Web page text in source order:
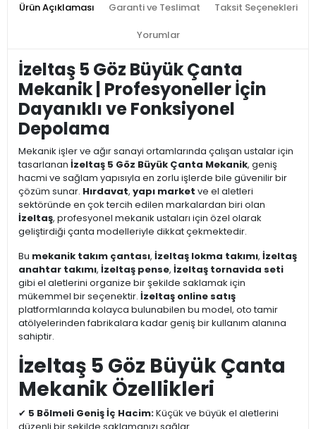
Ürün Açıklaması Garanti ve Teslimat Taksit Seçenekleri
Yorumlar
İzeltaş 5 Göz Büyük Çanta
Mekanik | Profesyoneller İçin
Dayanıklı ve Fonksiyonel
Depolama
Mekanik işler ve ağır sanayi ortamlarında çalışan ustalar için
tasarlanan İzeltaş 5 Göz Büyük Çanta Mekanik, geniş
hacmi ve sağlam yapısıyla en zorlu işlerde bile güvenilir bir
çözüm sunar. Hırdavat, yapı market ve el aletleri
sektöründe en çok tercih edilen markalardan biri olan
İzeltaş, profesyonel mekanik ustaları için özel olarak
geliştirdiği çanta modelleriyle dikkat çekmektedir.
Bu mekanik takım çantası, İzeltaş lokma takımı, İzeltaş
anahtar takımı, İzeltaş pense, İzeltaş tornavida seti
gibi el aletlerini organize bir şekilde saklamak için
mükemmel bir seçenektir. İzeltaş online satış
platformlarında kolayca bulunabilen bu model, oto tamir
atölyelerinden fabrikalara kadar geniş bir kullanım alanına
sahiptir.
İzeltaş 5 Göz Büyük Çanta
Mekanik Özellikleri
✔ 5 Bölmeli Geniş İç Hacim:Küçük ve büyük el aletlerini